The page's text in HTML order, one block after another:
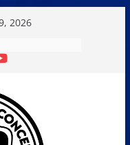
2026